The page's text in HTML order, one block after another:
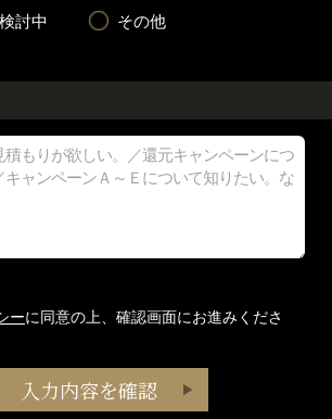
討中 その他
ーに同意の上、確認画面にお進みくださ